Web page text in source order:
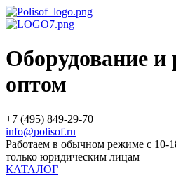
Оборудование и
оптом
+7 (495) 849-29-70
info@polisof.ru
Работаем в обычном режиме с
только юридическим лицам
КАТАЛОГ